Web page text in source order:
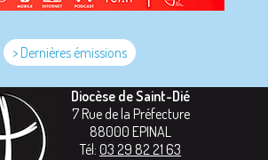
> Dernières émissions
Diocèse de Saint-Dié
7 Rue de la Préfecture
88000 EPINAL
Tél: 03 29 82 21 63